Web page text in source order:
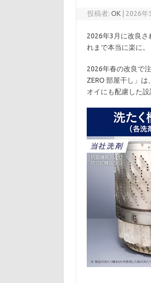
投稿者:OK 2026年
2026年3月に改良さ
れまで本当に楽に。
2026年春の改良で
ZERO 部屋干し」
オイにも配慮した設